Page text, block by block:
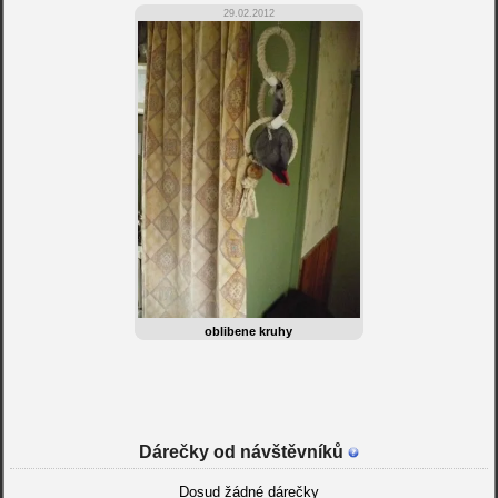
29.02.2012
oblibene kruhy
Dárečky od návštěvníků
Dosud žádné dárečky